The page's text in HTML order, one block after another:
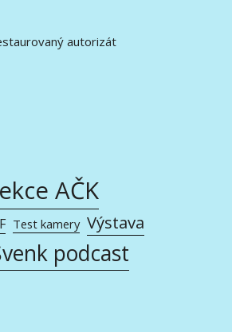
autorizát
AČK
Test kamery Výstava
podcast